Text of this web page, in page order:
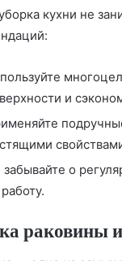
кухни не
и
забывайте о
раковины